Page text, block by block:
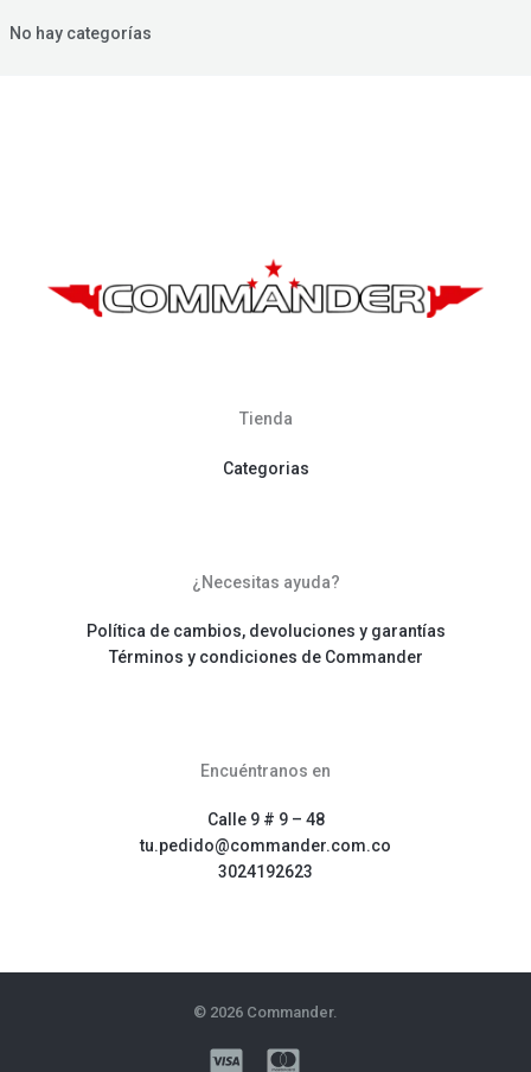
No hay categorías
Tienda
Categorias
¿Necesitas ayuda?
Política de cambios, devoluciones y garantías
Términos y condiciones de Commander
Encuéntranos en
Calle 9 # 9 – 48
tu.pedido@commander.com.co
3024192623
© 2026 Commander.